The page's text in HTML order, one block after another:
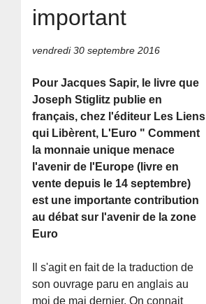
important
vendredi 30 septembre 2016
Pour Jacques Sapir, le livre que
Joseph Stiglitz publie en
français, chez l'éditeur Les Liens
qui Libèrent, L'Euro " Comment
la monnaie unique menace
l'avenir de l'Europe (livre en
vente depuis le 14 septembre)
est une importante contribution
au débat sur l'avenir de la zone
Euro
Il s'agit en fait de la traduction de
son ouvrage paru en anglais au
moi de mai dernier. On connait